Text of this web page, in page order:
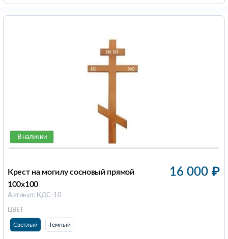
В наличии
Крест на могилу сосновый прямой
100х100
Артикул: КДС-10
16 000 ₽
ЦВЕТ
Светлый Темный